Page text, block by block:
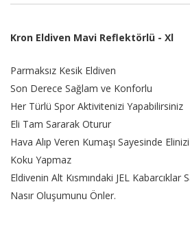
Kron Eldiven Mavi Reflektörlü - Xl
Parmaksız Kesik Eldiven
Son Derece Sağlam ve Konforlu
Her Türlü Spor Aktivitenizi Yapabilirsiniz
Eli Tam Sararak Oturur
Hava Alıp Veren Kumaşı Sayesinde
Koku Yapmaz
Eldivenin Alt Kısmındaki JEL Kabarcıklar
Nasır Oluşumunu Önler.